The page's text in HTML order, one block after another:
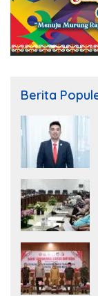
Berita